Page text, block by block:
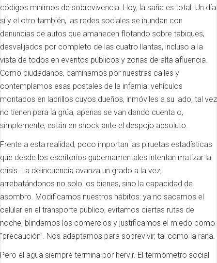
códigos mínimos de sobrevivencia. Hoy, la saña es total. Un día
sí y el otro también, las redes sociales se inundan con
denuncias de autos que amanecen flotando sobre tabiques,
desvalijados por completo de las cuatro llantas, incluso a la
vista de todos en eventos públicos y zonas de alta afluencia.
Como ciudadanos, caminamos por nuestras calles y
contemplamos esas postales de la infamia: vehículos
montados en ladrillos cuyos dueños, inmóviles a su lado, tal vez
no tienen para la grúa, apenas se van dando cuenta o,
simplemente, están en shock ante el despojo absoluto.
Frente a esta realidad, poco importan las piruetas estadísticas
que desde los escritorios gubernamentales intentan matizar la
crisis. La delincuencia avanza un grado a la vez,
arrebatándonos no solo los bienes, sino la capacidad de
asombro. Modificamos nuestros hábitos: ya no sacamos el
celular en el transporte público, evitamos ciertas rutas de
noche, blindamos los comercios y justificamos el miedo como
"precaución". Nos adaptamos para sobrevivir, tal como la rana.
Pero el agua siempre termina por hervir. El termómetro social